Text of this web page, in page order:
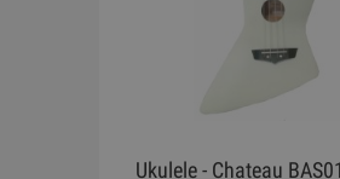
Ukulele - Chateau